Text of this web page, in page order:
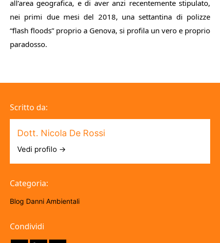
all’area geografica, e di aver anzi recentemente stipulato,
nei primi due mesi del 2018, una settantina di polizze
“flash floods” proprio a Genova, si profila un vero e proprio
paradosso.
Scritto da:
Dott. Nicola De Rossi
Vedi profilo →
Categoria:
Blog Danni Ambientali
Condividi